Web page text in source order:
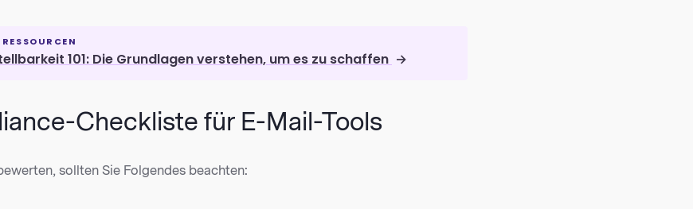
101: Die Grundlagen verstehen, um es zu schaffen →
Checkliste für E-Mail-Tools
sollten Sie Folgendes beachten: